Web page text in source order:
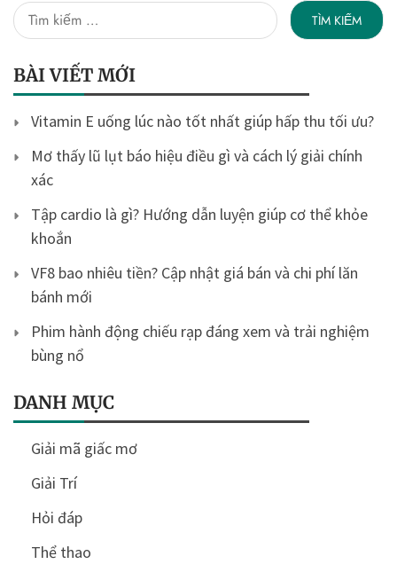
Tìm
kiếm
cho:
BÀI VIẾT MỚI
Vitamin E uống lúc nào tốt nhất giúp hấp thu tối ưu?
Mơ thấy lũ lụt báo hiệu điều gì và cách lý giải chính
xác
Tập cardio là gì? Hướng dẫn luyện giúp cơ thể khỏe
khoắn
VF8 bao nhiêu tiền? Cập nhật giá bán và chi phí lăn
bánh mới
Phim hành động chiếu rạp đáng xem và trải nghiệm
bùng nổ
DANH MỤC
Giải mã giấc mơ
Giải Trí
Hỏi đáp
Thể thao